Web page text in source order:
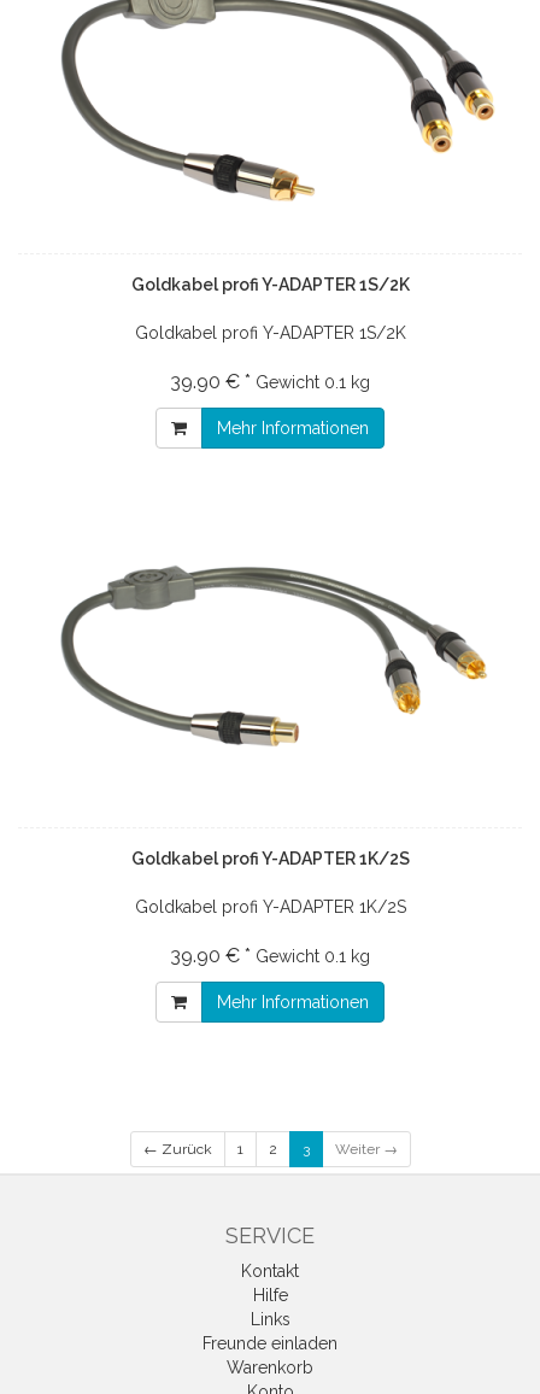
Goldkabel profi Y-ADAPTER 1S/2K
Goldkabel profi Y-ADAPTER 1S/2K
39.90 € * Gewicht 0.1 kg
Mehr Informationen
Goldkabel profi Y-ADAPTER 1K/2S
Goldkabel profi Y-ADAPTER 1K/2S
39.90 € * Gewicht 0.1 kg
Mehr Informationen
← Zurück 1 2 3 Weiter →
SERVICE
Kontakt
Hilfe
Links
Freunde einladen
Warenkorb